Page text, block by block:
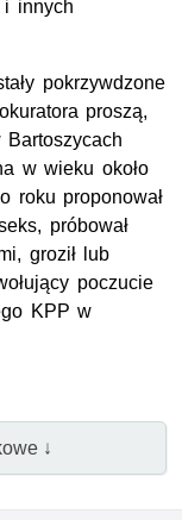
i innych
pokrzywdzone
proszą,
w wieku około
roku proponował
próbował
groził lub
poczucie
KPP w
↓